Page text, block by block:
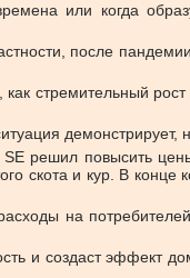
или когда
после
стремительный рост
демонстрирует,
SE решил повысить
скота и кур. В конце
на
и создаст эффект